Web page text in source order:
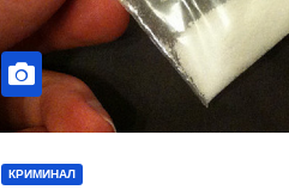
КРИМИНАЛ